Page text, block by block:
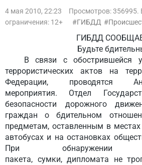
4 мая 2010, 22:23
Просмотров: 356995.
ограничения: 12+
ГИБДД
ГИБДД
Будьте
В связи с обострившейся
террористических актов на
Федерации, проводятся
мероприятия. Отдел
безопасности дорожного
граждан о бдительном
предметам, оставленным в
автобусах и на остановках
При обнаружении
пакета, сумки, дипломата не